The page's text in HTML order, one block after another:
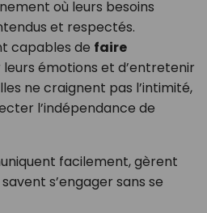
où leurs besoins
et respectés.
capables de faire
leurs émotions et d’entretenir
ne craignent pas l’intimité,
l’indépendance de
facilement, gèrent
s’engager sans se